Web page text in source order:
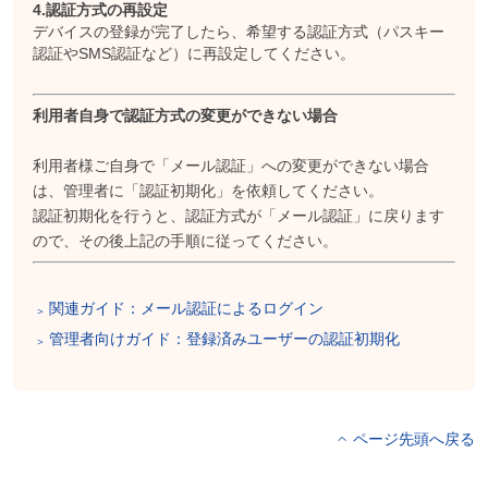
4.認証方式の再設定
デバイスの登録が完了したら、希望する認証方式（パスキー
認証やSMS認証など）に再設定してください。
利用者自身で認証方式の変更ができない場合
利用者様ご自身で「メール認証」への変更ができない場合
は、管理者に「認証初期化」を依頼してください。
認証初期化を行うと、認証方式が「メール認証」に戻ります
ので、その後上記の手順に従ってください。
関連ガイド：メール認証によるログイン
管理者向けガイド：登録済みユーザーの認証初期化
ページ先頭へ戻る